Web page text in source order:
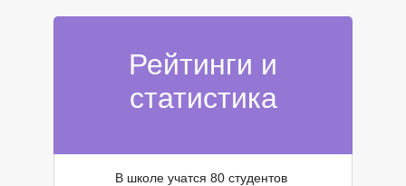
Рейтинги и
статистика
В школе учатся 80 студентов